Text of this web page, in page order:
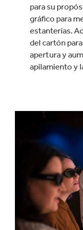
para su
gráfico para
estanterías.
del cartón
apertura y
apilamiento y